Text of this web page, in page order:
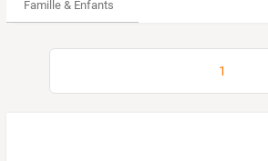
Famille & Enfants
1